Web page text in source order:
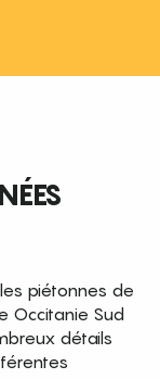
piétonnes de
Occitanie Sud
détails